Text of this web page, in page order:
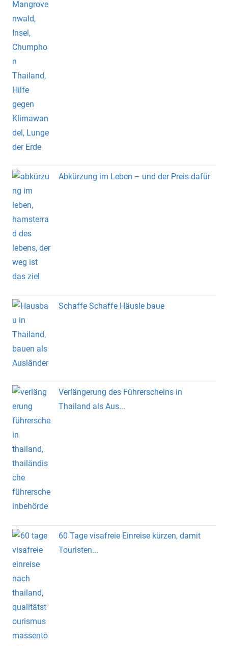
Abkürzung im Leben – und der Preis dafür
Schaffe Schaffe Häusle baue
Verlängerung des Führerscheins in
Thailand als Aus...
60 Tage visafreie Einreise kürzen, damit
Touristen...